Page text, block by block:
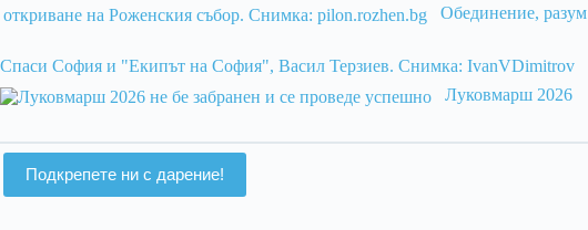
Обединение, разум
Луковмарш 2026
Подкрепете ни с дарение!